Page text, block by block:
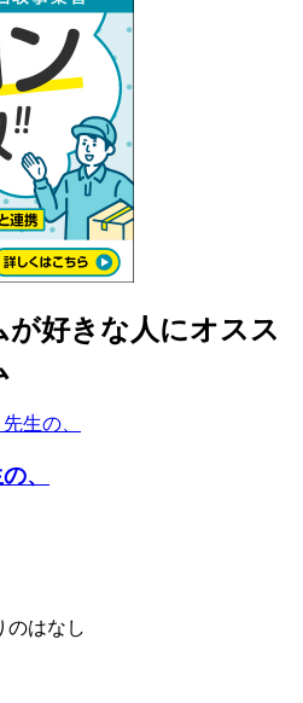
好きな人にオスス
、
のはなし